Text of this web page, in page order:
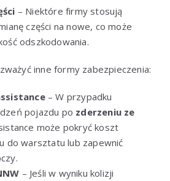
– Niektóre firmy stosują
części na nowe, co może
odszkodowania.
inne formy zabezpieczenia:
– W przypadku
pojazdu po zderzeniu ze
może pokryć koszt
do warsztatu lub zapewnić
– Jeśli w wyniku kolizji